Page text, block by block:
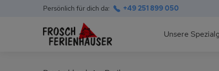
Persönlich für dich da: +49 251 899 050
Hauptnavigation
Unsere